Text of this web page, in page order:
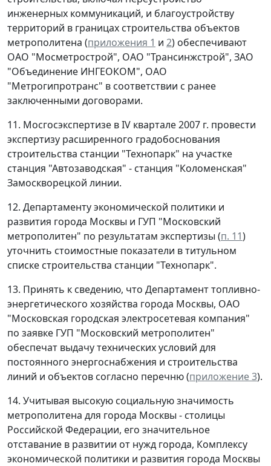
инженерных коммуникаций, и благоустройству
территорий в границах строительства объектов
метрополитена (приложения 1 и 2) обеспечивают
ОАО "Мосметрострой", ОАО "Трансинжстрой", ЗАО
"Объединение ИНГЕОКОМ", ОАО
"Метрогипротранс" в соответствии с ранее
заключенными договорами.
11. Мосгосэкспертизе в IV квартале 2007 г. провести
экспертизу расширенного градобоснования
строительства станции "Технопарк" на участке
станция "Автозаводская" - станция "Коломенская"
Замоскворецкой линии.
12. Департаменту экономической политики и
развития города Москвы и ГУП "Московский
метрополитен" по результатам экспертизы (п. 11)
уточнить стоимостные показатели в титульном
списке строительства станции "Технопарк".
13. Принять к сведению, что Департамент топливно-
энергетического хозяйства города Москвы, ОАО
"Московская городская электросетевая компания"
по заявке ГУП "Московский метрополитен"
обеспечат выдачу технических условий для
постоянного энергоснабжения и строительства
линий и объектов согласно перечню (приложение 3).
14. Учитывая высокую социальную значимость
метрополитена для города Москвы - столицы
Российской Федерации, его значительное
отставание в развитии от нужд города, Комплексу
экономической политики и развития города Москвы